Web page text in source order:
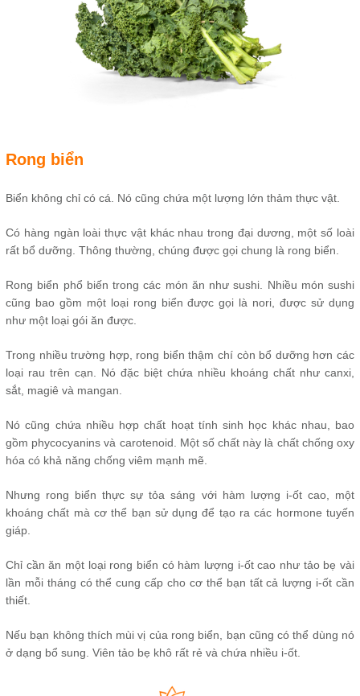
Rong biển
Biển không chỉ có cá. Nó cũng chứa một lượng lớn thảm thực vật.
Có hàng ngàn loài thực vật khác nhau trong đại dương, một số loài
rất bổ dưỡng. Thông thường, chúng được gọi chung là rong biển.
Rong biển phổ biến trong các món ăn như sushi. Nhiều món sushi
cũng bao gồm một loại rong biển được gọi là nori, được sử dụng
như một loại gói ăn được.
Trong nhiều trường hợp, rong biển thậm chí còn bổ dưỡng hơn các
loại rau trên cạn. Nó đặc biệt chứa nhiều khoáng chất như canxi,
sắt, magiê và mangan.
Nó cũng chứa nhiều hợp chất hoạt tính sinh học khác nhau, bao
gồm phycocyanins và carotenoid. Một số chất này là chất chống oxy
hóa có khả năng chống viêm mạnh mẽ.
Nhưng rong biển thực sự tỏa sáng với hàm lượng i-ốt cao, một
khoáng chất mà cơ thể bạn sử dụng để tạo ra các hormone tuyến
giáp.
Chỉ cần ăn một loại rong biển có hàm lượng i-ốt cao như tảo bẹ vài
lần mỗi tháng có thể cung cấp cho cơ thể bạn tất cả lượng i-ốt cần
thiết.
Nếu bạn không thích mùi vị của rong biển, bạn cũng có thể dùng nó
ở dạng bổ sung. Viên tảo bẹ khô rất rẻ và chứa nhiều i-ốt.